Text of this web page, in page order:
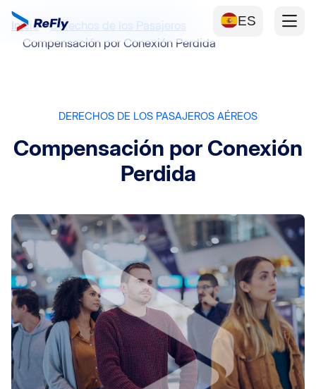
ES
Inicio
Derechos de los Pasajeros
Compensación por Conexión Perdida
DERECHOS DE LOS PASAJEROS AÉREOS
Compensación por Conexión
Perdida